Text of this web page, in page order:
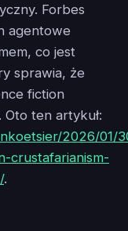
Forbes
agentowe
co jest
sprawia, że
fiction
ten artykuł:
2026/01/
crustafarianism-
.